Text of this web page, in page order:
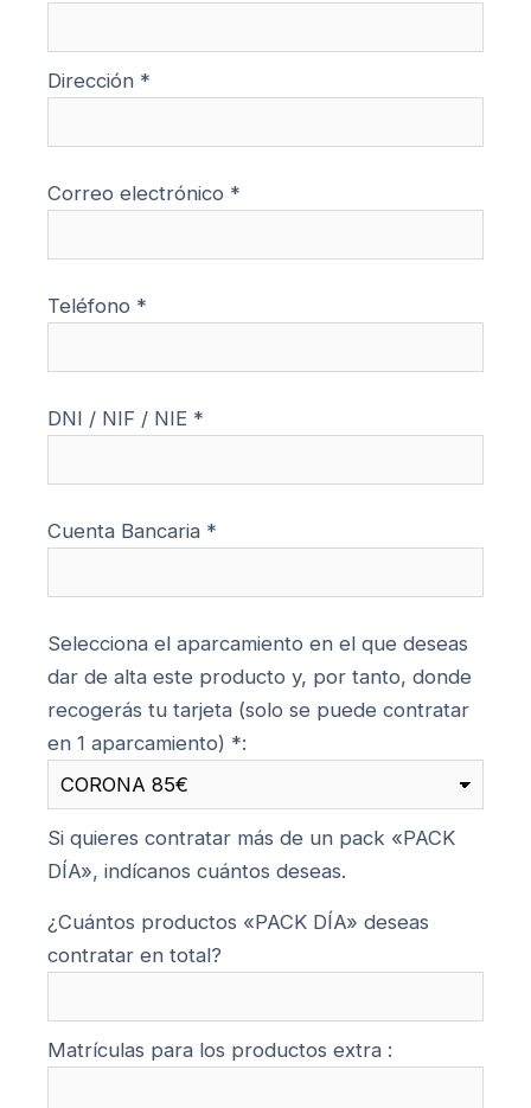
Dirección *
Correo electrónico *
Teléfono *
DNI / NIF / NIE *
Cuenta Bancaria *
Selecciona el aparcamiento en el que deseas
dar de alta este producto y, por tanto, donde
recogerás tu tarjeta (solo se puede contratar
en 1 aparcamiento) *:
Si quieres contratar más de un pack «PACK
DÍA», indícanos cuántos deseas.
¿Cuántos productos «PACK DÍA» deseas
contratar en total?
Matrículas para los productos extra :